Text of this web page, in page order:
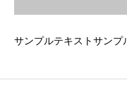
サンプルテキストサンプ